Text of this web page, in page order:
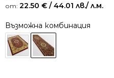
Оценено на
5.00
от: 22.50 € / 44.01 лв./ л.м.
Възможна комбинация